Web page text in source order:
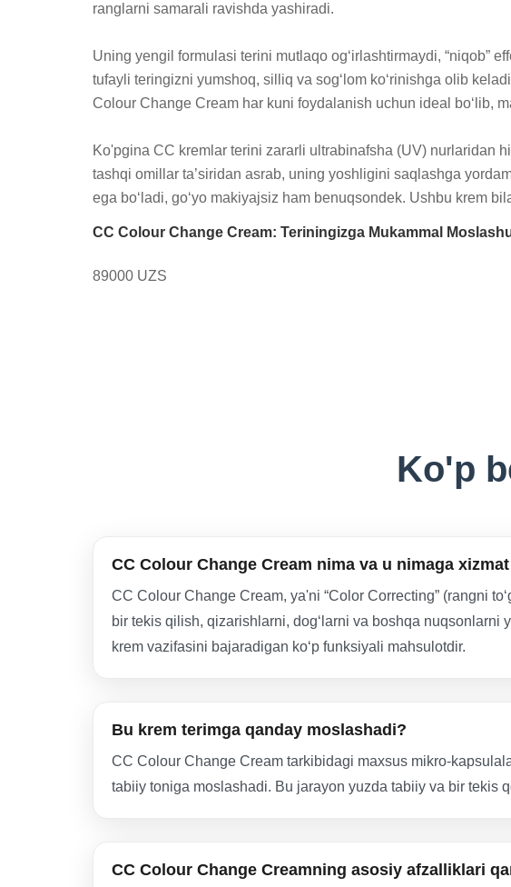
ranglarni samarali ravishda yashiradi.
Uning yengil formulasi terini mutlaqo og‘irlashtirmaydi, “niqob”
tufayli teringizni yumshoq, silliq va sog‘lom ko‘rinishga olib
Colour Change Cream har kuni foydalanish uchun ideal bo‘lib,
Ko'pgina CC kremlar terini zararli ultrabinafsha (UV) nurlaridan
tashqi omillar ta’siridan asrab, uning yoshligini saqlashga
ega bo‘ladi, go‘yo makiyajsiz ham benuqsondek. Ushbu krem
CC Colour Change Cream: Teriningizga Mukammal
89000 UZS
Ko'p
CC Colour Change Cream nima va u nimaga
CC Colour Change Cream, ya'ni “Color Correcting” (rangni
bir tekis qilish, qizarishlarni, dog‘larni va boshqa nuqsonlarni
krem vazifasini bajaradigan ko‘p funksiyali mahsulotdir.
Bu krem terimga qanday moslashadi?
CC Colour Change Cream tarkibidagi maxsus mikro-
tabiiy toniga moslashadi. Bu jarayon yuzda tabiiy va bir tekis
CC Colour Change Creamning asosiy afzalliklari